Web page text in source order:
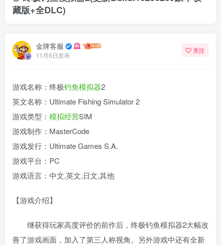
藏版+全DLC)
金牌客服
11月6日发布
关注
游戏名称：终极钓鱼模拟器2
英文名称：Ultimate Fishing Simulator 2
游戏类型： 模拟经营SIM
游戏制作：MasterCode
游戏发行：Ultimate Games S.A.
游戏平台：PC
游戏语言：中文,英文,日文,其他
【游戏介绍】
继获得玩家高度评价的前作后，终极钓鱼模拟器2大幅改
善了游戏画面，加入了第三人称视角。另外游戏中还有全新